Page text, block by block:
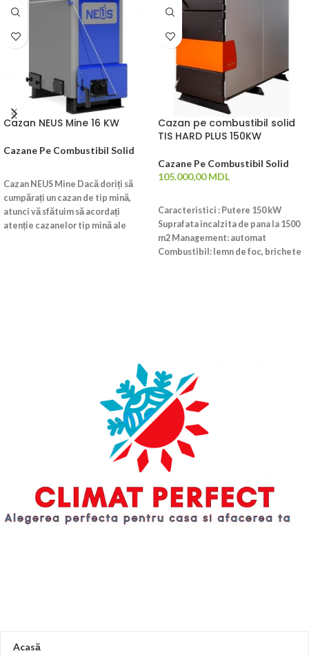
Cazan NEUS Mine 16 KW
Cazane Pe Combustibil Solid
Cazan NEUS Mine Dacă doriți să
cumpărați un cazan de tip mină,
atunci vă sfătuim să acordați
atenție cazanelor tip mină ale
introdus în camera de încărcare pe
grătare din fontă. De ce lemn?
Cărbunele este, de asemenea,
posibil, dar cărbunele în sine este
un combustibil bogat în calorii în
care aproape nu există substanțe
volatile necesare pentru formarea
procesului de piroliză, astfel încât
cărbunele poate fi folosit ca aditivi
porționați turnând combustibil
lemnos pentru a crește durata
mai întâi așezați lemn de foc uscat
Cazan pe combustibil solid
TIS HARD PLUS 150KW
Cazane Pe Combustibil Solid
105.000,00MDL
Caracteristici : Putere 150 kW
Suprafata incalzita de pana la 1500
m2 Management: automat
Combustibil: lemn de foc, brichete
Acasă